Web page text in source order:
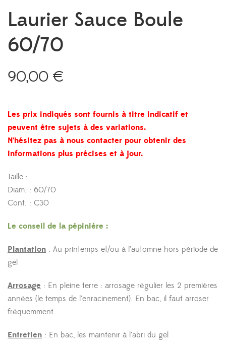
Laurier Sauce Boule
60/70
90,00 €
Les prix indiqués sont fournis à titre indicatif et
peuvent être sujets à des variations.
N’hésitez pas à nous contacter pour obtenir des
informations plus précises et à jour.
Taille :
Diam. : 60/70
Cont. : C30
Le conseil de la pépinière :
Plantation : Au printemps et/ou à l’automne hors période de
gel
Arrosage : En pleine terre : arrosage régulier les 2 premières
années (le temps de l’enracinement). En bac, il faut arroser
fréquemment.
Entretien : En bac, les maintenir à l’abri du gel